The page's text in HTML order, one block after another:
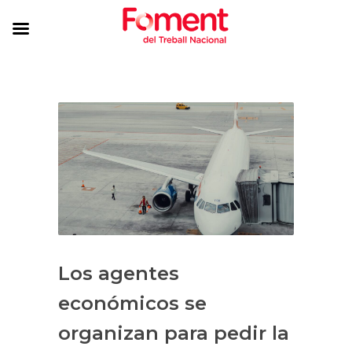
Los agentes
económicos se
organizan para pedir la